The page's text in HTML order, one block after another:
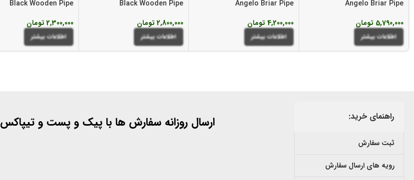
Angelo Briar Pipe
5,790,000 تومان
اطلاعات بیشتر
Angelo Briar Pipe
4,200,000 تومان
اطلاعات بیشتر
Black Wooden Pipe
2,800,000 تومان
اطلاعات بیشتر
Black Wooden Pipe
2,300,000 تومان
اطلاعات بیشتر
راهنمای خرید:
ثبت سفارش
رویه های ارسال سفارش
ارسال روزانه سفارش ها با پیک و پست و تیپاکس